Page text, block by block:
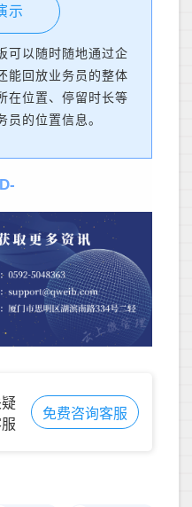
示
可以随时随地通过企
能回放业务员的整体
在位置、停留时长等
员的位置信息。
免费咨询客服